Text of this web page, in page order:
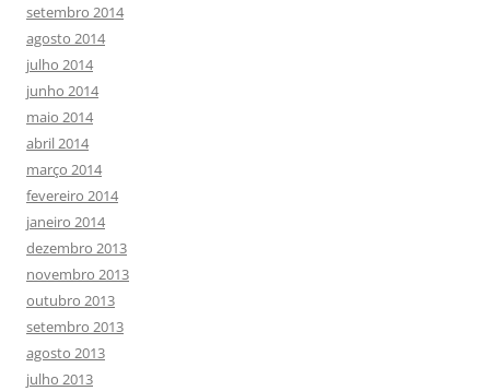
setembro 2014
agosto 2014
julho 2014
junho 2014
maio 2014
abril 2014
março 2014
fevereiro 2014
janeiro 2014
dezembro 2013
novembro 2013
outubro 2013
setembro 2013
agosto 2013
julho 2013